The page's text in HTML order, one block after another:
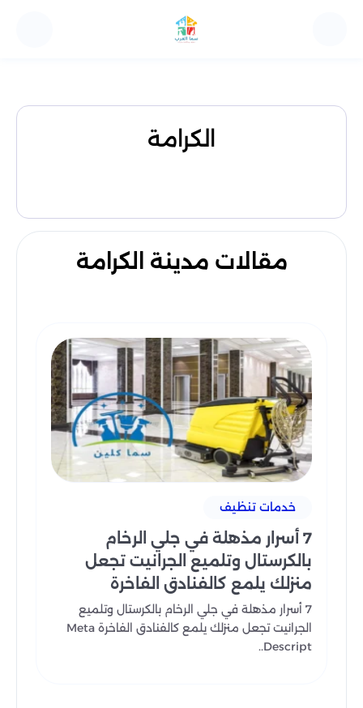
التنظيف ومكافحة الحشرات
الكرامة
مقالات مدينة الكرامة
خدمات تنظيف
7 أسرار مذهلة في جلي الرخام
بالكرستال وتلميع الجرانيت تجعل
منزلك يلمع كالفنادق الفاخرة
7 أسرار مذهلة في جلي الرخام بالكرستال وتلميع
الجرانيت تجعل منزلك يلمع كالفنادق الفاخرة Meta
Descript..